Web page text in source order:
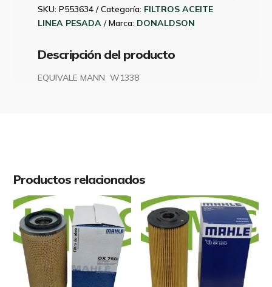
P553634
cantidad
SKU:P553634 Categoría: FILTROS ACEITE
LINEA PESADA
Marca: DONALDSON
Descripción del producto
EQUIVALE MANN W1338
Productos relacionados